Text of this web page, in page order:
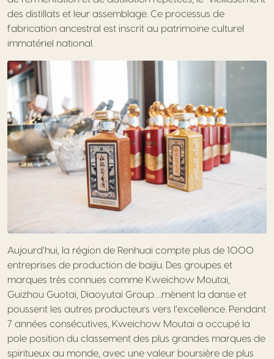
des distillats et leur assemblage. Ce processus de
fabrication ancestral est inscrit au patrimoine culturel
immatériel national.
Aujourd’hui, la région de Renhuai compte plus de 1000
entreprises de production de baijiu. Des groupes et
marques très connues comme Kweichow Moutai,
Guizhou Guotai, Diaoyutai Group….mènent la danse et
poussent les autres producteurs vers l’excellence. Pendant
7 années consécutives, Kweichow Moutai a occupé la
pole position du classement des plus grandes marques de
spiritueux au monde, avec une valeur boursière de plus